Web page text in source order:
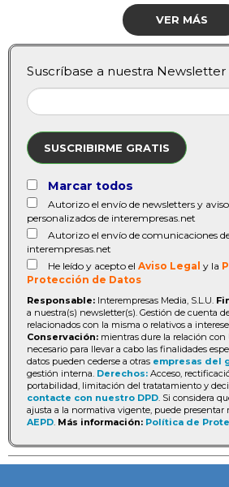
VER MÁS
Suscríbase a nuestra Newsletter
SUSCRIBIRME GRATIS
Marcar todos
Autorizo el envío de newsletters y
personalizados de interempresas.net
Autorizo el envío de comunicaciones
interempresas.net
He leído y acepto el Aviso Legal y la
Protección de Datos
Responsable: Interempresas Media, S.L.U.
a nuestra(s) newsletter(s). Gestión de cuenta
relacionados con la misma o relativos a
Conservación: mientras dure la relación con
necesario para llevar a cabo las finalidades
datos pueden cederse a otras empresas del
gestión interna. Derechos: Acceso,
portabilidad, limitación del tratatamiento y
contacte con nuestro DPD. Si considera
ajusta a la normativa vigente, puede presentar
AEPD. Más información: Política de